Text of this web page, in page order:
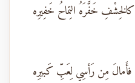
كالخِشْفِ خَفَّرَهُ التِماحُ خَفِيرِه
فأَمالَ مِن رَأسِي لِعَبِّ كَبيرِه